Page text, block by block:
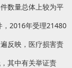
数量总体上较为平
2016年受理21480
反映，医疗损害责
其中有关举证责